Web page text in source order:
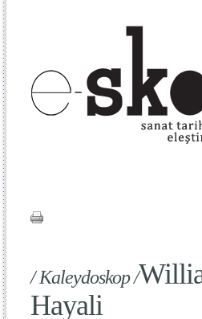
/ Kaleydoskop /
Hayali